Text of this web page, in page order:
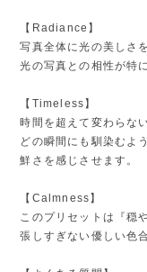
【Radiance】
写真全体に光の美しさ
光の写真との相性が特
【Timeless】
時間を超えて変わらな
どの瞬間にも馴染むよ
鮮さを感じさせます。
【Calmness】
このプリセットは『穏
張しすぎない優しい色